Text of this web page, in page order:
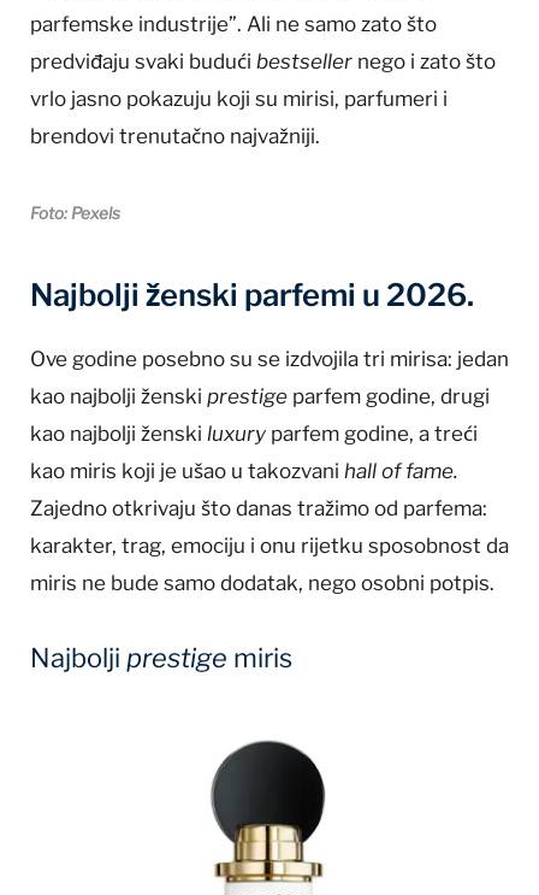
parfemske industrije”. Ali ne samo zato što
predviđaju svaki budući bestseller nego i zato što
vrlo jasno pokazuju koji su mirisi, parfumeri i
brendovi trenutačno najvažniji.
Foto: Pexels
Najbolji ženski parfemi u 2026.
Ove godine posebno su se izdvojila tri mirisa: jedan
kao najbolji ženski prestige parfem godine, drugi
kao najbolji ženski luxury parfem godine, a treći
kao miris koji je ušao u takozvani hall of fame.
Zajedno otkrivaju što danas tražimo od parfema:
karakter, trag, emociju i onu rijetku sposobnost da
miris ne bude samo dodatak, nego osobni potpis.
Najbolji prestige miris